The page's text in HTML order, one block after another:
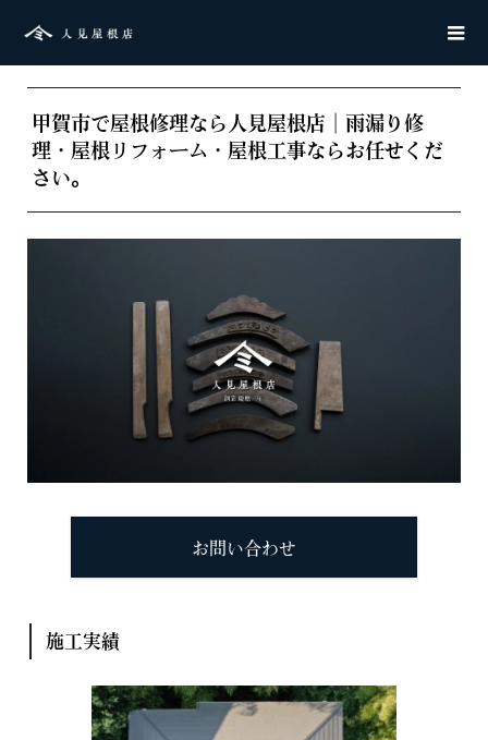
甲賀市で屋根修理なら人見屋根店｜雨漏り修
理・屋根リフォーム・屋根工事ならお任せくだ
さい。
お問い合わせ
施工実績